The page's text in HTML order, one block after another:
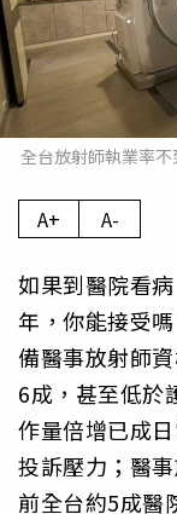
全台放射師執業率
A+ A-
如果到醫院看
年，你能接受
備醫事放射師
6成，甚至低於
作量倍增已成
投訴壓力；醫
前全台約5成醫